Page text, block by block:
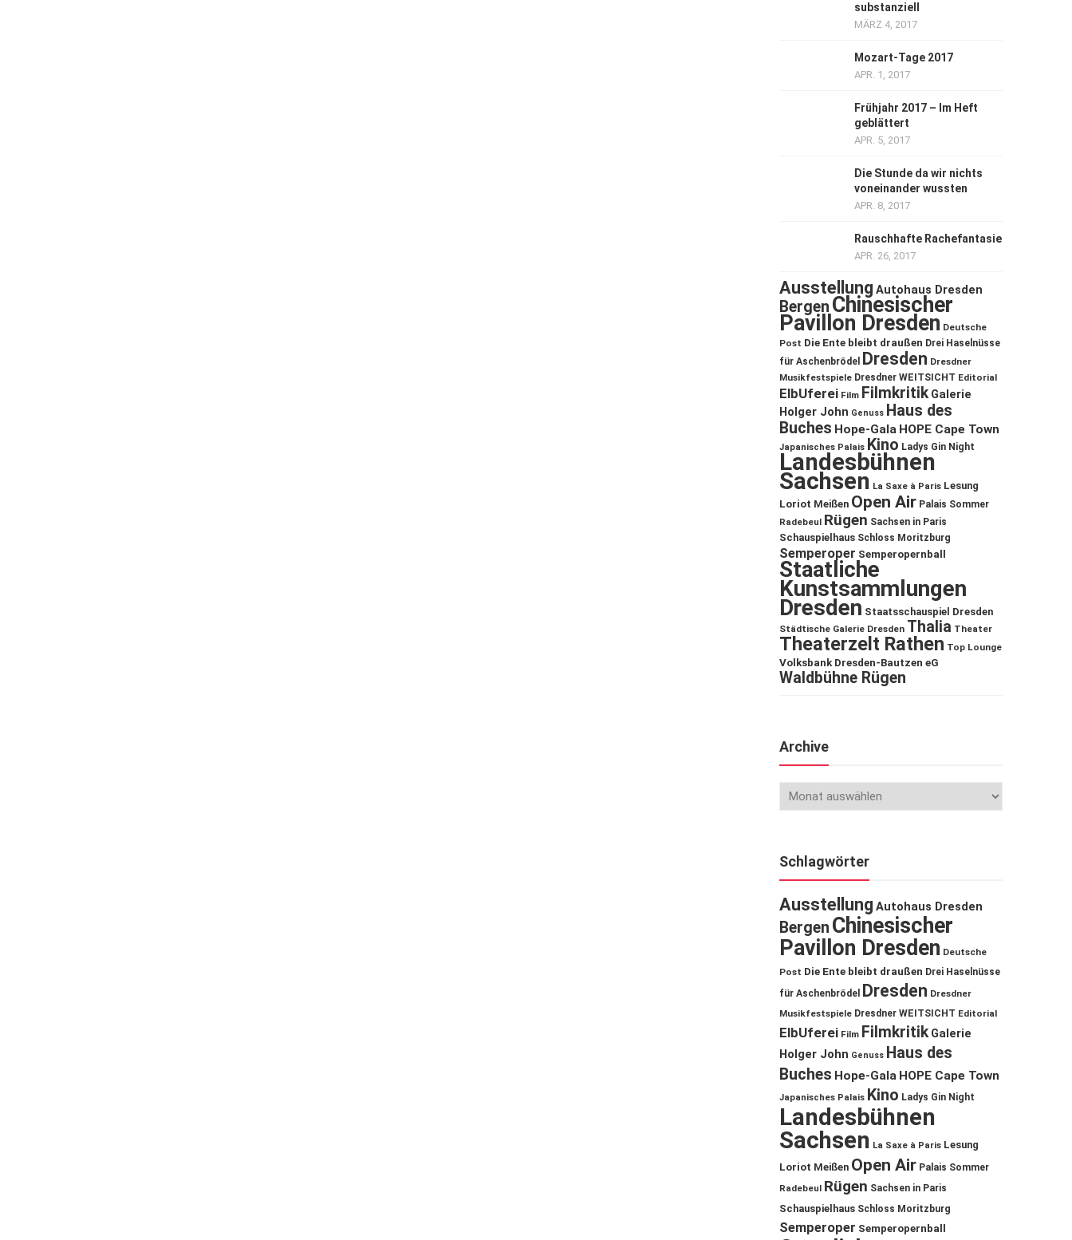
substanziell
MÄRZ 4, 2017
Mozart-Tage 2017
APR. 1, 2017
Frühjahr 2017 – Im Heft
geblättert
APR. 5, 2017
Die Stunde da wir nichts
voneinander wussten
APR. 8, 2017
Rauschhafte Rachefantasie
APR. 26, 2017
Ausstellung Autohaus Dresden
Bergen Chinesischer
Pavillon Dresden Deutsche
Post Die Ente bleibt draußen Drei Haselnüsse
für Aschenbrödel
Dresden Dresdner
Musikfestspiele Dresdner WEITSICHT Editorial
ElbUferei Film Filmkritik Galerie
Holger John Genuss Haus des
Buches Hope-Gala HOPE Cape Town
Japanisches Palais Kino Ladys Gin Night
Landesbühnen
Sachsen La Saxe à Paris Lesung
Loriot Meißen Open Air Palais Sommer
Radebeul Rügen Sachsen in Paris
Schauspielhaus Schloss Moritzburg
Semperoper Semperopernball
Staatliche
Kunstsammlungen
Dresden Staatsschauspiel Dresden
Städtische Galerie Dresden Thalia Theater
Theaterzelt Rathen Top Lounge
Volksbank Dresden-Bautzen eG
Waldbühne Rügen
Archive
Schlagwörter
Ausstellung Autohaus Dresden
Bergen Chinesischer
Pavillon Dresden Deutsche
Post Die Ente bleibt draußen Drei Haselnüsse
für Aschenbrödel
Dresden Dresdner
Musikfestspiele Dresdner WEITSICHT Editorial
ElbUferei Film Filmkritik Galerie
Holger John Genuss Haus des
Buches Hope-Gala HOPE Cape Town
Japanisches Palais Kino Ladys Gin Night
Landesbühnen
Sachsen La Saxe à Paris Lesung
Loriot Meißen Open Air Palais Sommer
Radebeul Rügen Sachsen in Paris
Schauspielhaus Schloss Moritzburg
Semperoper Semperopernball